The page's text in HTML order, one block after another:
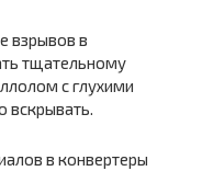
взрывов в
тщательному
с глухими
вскрывать.
в конвертеры